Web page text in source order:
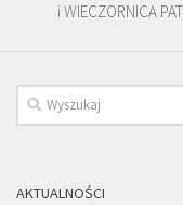
i WIECZORNICA
AKTUALNOŚCI